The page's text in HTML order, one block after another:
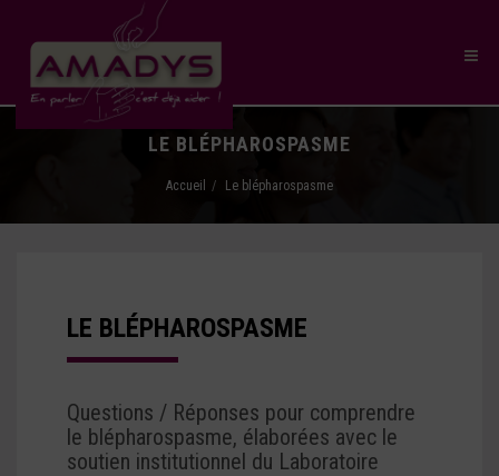
LE BLÉPHAROSPASME
Accueil Le blépharospasme
LE BLÉPHAROSPASME
Questions / Réponses pour comprendre
le blépharospasme, élaborées avec le
soutien institutionnel du Laboratoire